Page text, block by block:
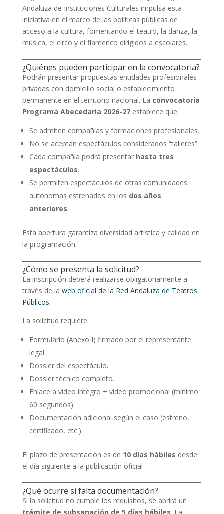
Andaluza de Instituciones Culturales impulsa esta
iniciativa en el marco de las políticas públicas de
acceso a la cultura, fomentando el teatro, la danza, la
música, el circo y el flamenco dirigidos a escolares.
¿Quiénes pueden participar en la convocatoria?
Podrán presentar propuestas entidades profesionales
privadas con domicilio social o establecimiento
permanente en el territorio nacional. La convocatoria
Programa Abecedaria 2026-27establece que:
Se admiten compañías y formaciones profesionales.
No se aceptan espectáculos considerados “talleres”.
Cada compañía podrá presentar hasta tres
espectáculos.
Se permiten espectáculos de otras comunidades
autónomas estrenados en los dos años
anteriores.
Esta apertura garantiza diversidad artística y calidad en
la programación.
¿Cómo se presenta la solicitud?
La inscripción deberá realizarse obligatoriamente a
través de la web oficial de la Red Andaluza de Teatros
Públicos.
La solicitud requiere:
Formulario (Anexo I) firmado por el representante
legal.
Dossier del espectáculo.
Dossier técnico completo.
Enlace a vídeo íntegro + vídeo promocional (mínimo
60 segundos).
Documentación adicional según el caso (estreno,
certificado, etc.).
El plazo de presentación es de 10 días hábiles desde
el día siguiente a la publicación oficial
¿Qué ocurre si falta documentación?
Si la solicitud no cumple los requisitos, se abrirá un